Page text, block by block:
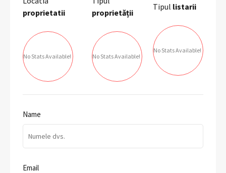
proprietatii
No Stats Available!
proprietății
No Stats Available!
Tipul listarii
No Stats Available!
Name
Email